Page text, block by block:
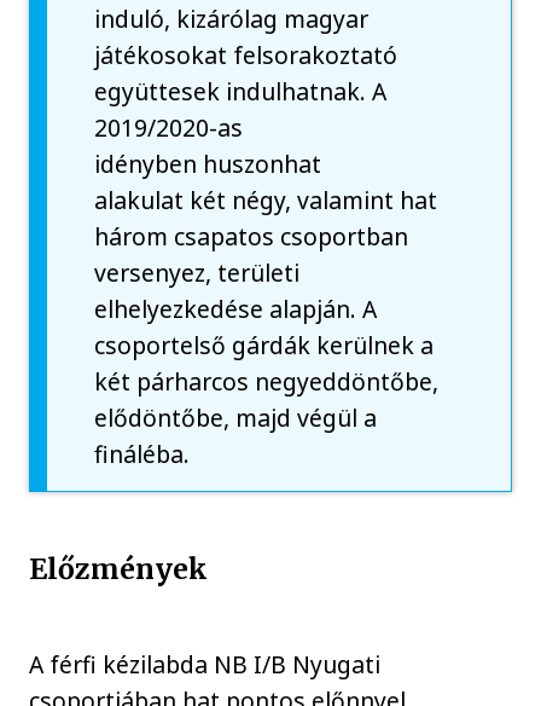
induló, kizárólag magyar
játékosokat felsorakoztató
együttesek indulhatnak. A
2019/2020-as
idényben huszonhat
alakulat két négy, valamint hat
három csapatos csoportban
versenyez, területi
elhelyezkedése alapján. A
csoportelső gárdák kerülnek a
két párharcos negyeddöntőbe,
elődöntőbe, majd végül a
fináléba.
Előzmények
A férfi kézilabda NB I/B Nyugati